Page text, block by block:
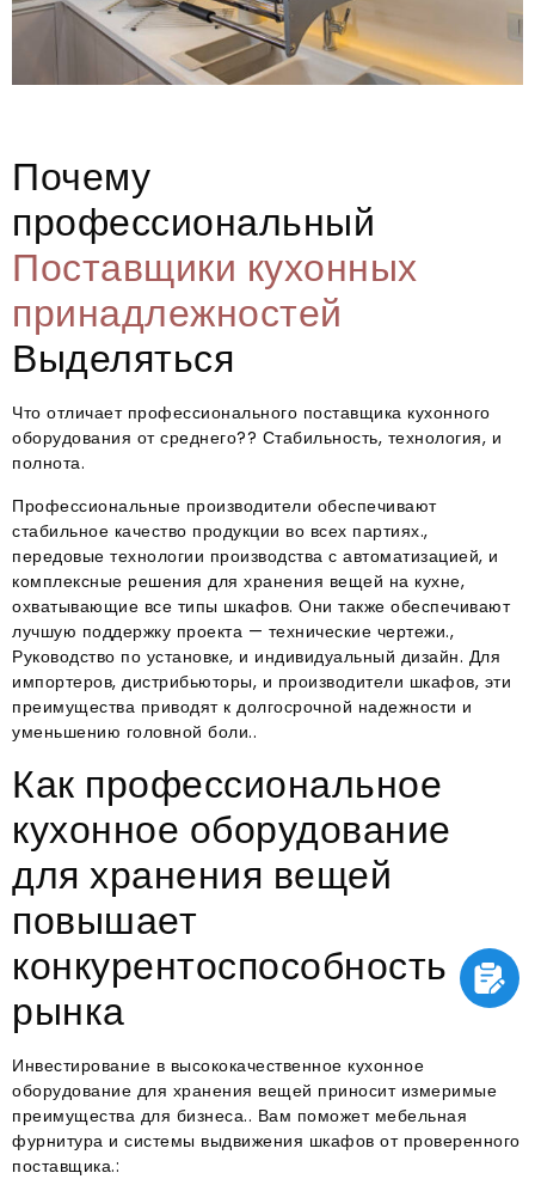
Почему
профессиональный
Поставщики кухонных
принадлежностей
Выделяться
Что отличает профессионального поставщика кухонного
оборудования от среднего?? Стабильность, технология, и
полнота.
Профессиональные производители обеспечивают
стабильное качество продукции во всех партиях.,
передовые технологии производства с автоматизацией, и
комплексные решения для хранения вещей на кухне,
охватывающие все типы шкафов. Они также обеспечивают
лучшую поддержку проекта — технические чертежи.,
Руководство по установке, и индивидуальный дизайн. Для
импортеров, дистрибьюторы, и производители шкафов, эти
преимущества приводят к долгосрочной надежности и
уменьшению головной боли..
Как профессиональное
кухонное оборудование
для хранения вещей
повышает
конкурентоспособность
рынка
Инвестирование в высококачественное кухонное
оборудование для хранения вещей приносит измеримые
преимущества для бизнеса.. Вам поможет мебельная
фурнитура и системы выдвижения шкафов от проверенного
поставщика.: